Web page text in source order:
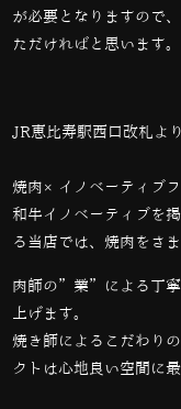
が必要となりますので
ただければと思います。
JR恵比寿駅西口改札よ
焼肉×イノベーティブフ
和牛イノベーティブを
る当店では、焼肉をさ
肉師の”業”による丁寧
上げます。
焼き師によるこだわり
クトは心地良い空間に最